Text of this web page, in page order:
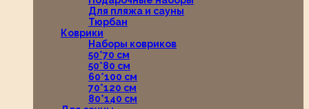
Для пляжа и сауны
Тюрбан
Коврики
Наборы ковриков
50*70 см
50*80 см
60*100 см
70*120 см
80*140 см